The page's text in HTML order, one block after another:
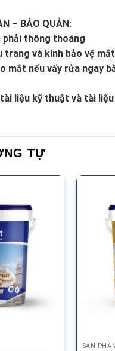
– BẢO QUẢN:
thông thoáng
trang và kính bảo vệ
mắt nếu vấy rửa ngay
liệu kỹ thuật và tài
TỰ
SẢN